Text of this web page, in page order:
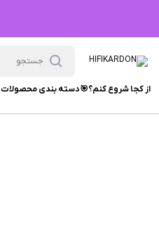
از کجا شروع کنم؟🎯دسته بندی محصولات